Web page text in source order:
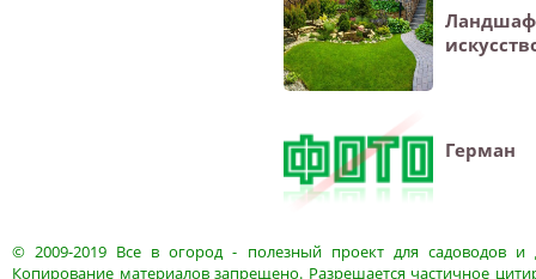
Герман
© 2009-2019 Все в огород- полезный проект для садоводов и
Копирование материалов запрещено. Разрешается частичное